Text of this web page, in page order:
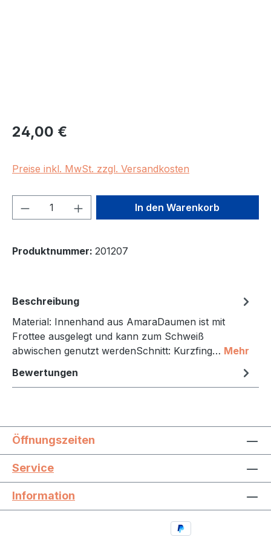
Regulärer Preis:
24,00 €
Preise inkl. MwSt. zzgl. Versandkosten
Produkt Anzahl: Gib denIn den Warenkorb
Produktnummer: 201207
Beschreibung
Material: Innenhand aus AmaraDaumen ist mit
Frottee ausgelegt und kann zum Schweiß
abwischen genutzt werdenSchnitt: Kurzfing… Mehr
Bewertungen
Öffnungszeiten
Service
Information